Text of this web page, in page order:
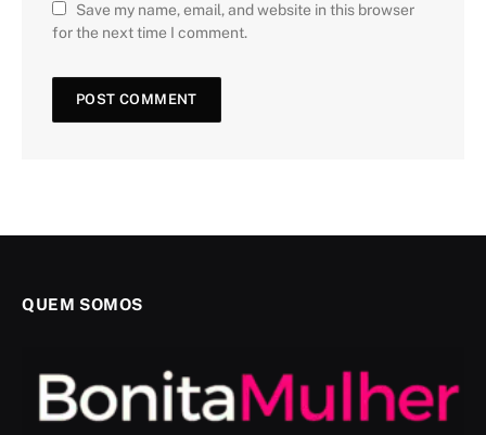
Save my name, email, and website in this browser
for the next time I comment.
QUEM SOMOS